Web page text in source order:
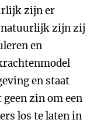
zijn er
natuurlijk zijn zij
en
en staat
zin om een
los te laten in